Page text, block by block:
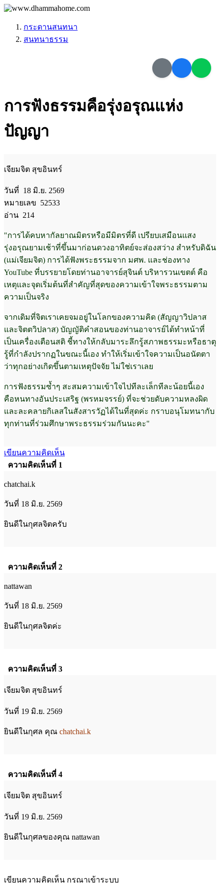
กระดานสนทนา
สนทนาธรรม
การฟังธรรมคือรุ่งอรุณแห่ง
ปัญญา
เจียมจิต สุขอินทร์
วันที่ 18 มิ.ย. 2569
หมายเลข 52533
อ่าน 214
"การได้คบหากัลยาณมิตรหรือมีมิตรที่ดี เปรียบเสมือนแสง
รุ่งอรุณยามเช้าที่ขึ้นมาก่อนดวงอาทิตย์จะส่องสว่าง สำหรับดิฉัน
(แม่เจียมจิต) การได้ฟังพระธรรมจาก มศพ. และช่องทาง
YouTube ที่บรรยายโดยท่านอาจารย์สุจินต์ บริหารวนเขตต์ คือ
เหตุและจุดเริ่มต้นที่สำคัญที่สุดของความเข้าใจพระธรรมตาม
ความเป็นจริง
จากเดิมที่จิตเราเคยจมอยู่ในโลกของความคิด (สัญญาวิปลาส
และจิตตวิปลาส) บัญญัติคำสอนของท่านอาจารย์ได้ทำหน้าที่
เป็นเครื่องเตือนสติ ชี้ทางให้กลับมาระลึกรู้สภาพธรรมะหรือธาตุ
รู้ที่กำลังปรากฏในขณะนี้เอง ทำให้เริ่มเข้าใจความเป็นอนัตตา
ว่าทุกอย่างเกิดขึ้นตามเหตุปัจจัย ไม่ใช่เราเลย
การฟังธรรมซ้ำๆ สะสมความเข้าใจไปทีละเล็กทีละน้อยนี้เอง
คือหนทางอันประเสริฐ (พรหมจรรย์) ที่จะช่วยดับความหลงผิด
และละคลายกิเลสในสังสารวัฏได้ในที่สุดค่ะ กราบอนุโมทนากับ
ทุกท่านที่ร่วมศึกษาพระธรรมร่วมกันนะคะ"
เขียนความคิดเห็น
ความคิดเห็นที่ 1
chatchai.k
วันที่ 18 มิ.ย. 2569
ยินดีในกุศลจิตครับ
ความคิดเห็นที่ 2
nattawan
วันที่ 18 มิ.ย. 2569
ยินดีในกุศลจิตค่ะ
ความคิดเห็นที่ 3
เจียมจิต สุขอินทร์
วันที่ 19 มิ.ย. 2569
ยินดีในกุศล คุณ chatchai.k
ความคิดเห็นที่ 4
เจียมจิต สุขอินทร์
วันที่ 19 มิ.ย. 2569
ยินดีในกุศลของคุณ nattawan
เขียนความคิดเห็น กรุณาเข้าระบบ